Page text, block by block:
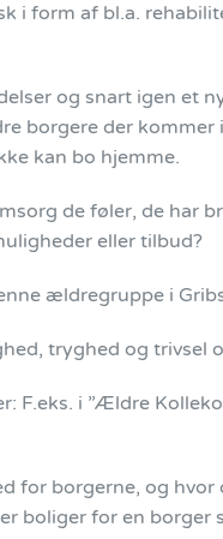
i form af bl.a.
og snart igen et
borgere der kommer
kan bo hjemme.
de føler, de har
eller tilbud?
ældregruppe i
tryghed og trivsel
F.eks. i ”Ældre
borgerne, og hvor
boliger for en borger